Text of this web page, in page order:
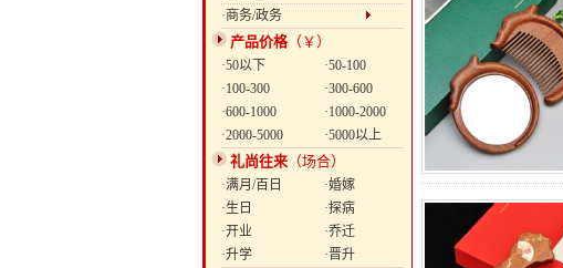
·商务/政务
产品价格（￥）
·50以下
·50-100
·100-300
·300-600
·600-1000
·1000-2000
·2000-5000
·5000以上
礼尚往来 （场合）
·满月/百日
·婚嫁
·生日
·探病
·开业
·乔迁
·升学
·晋升